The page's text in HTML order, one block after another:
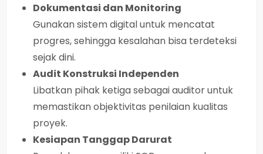
Dokumentasi dan Monitoring
Gunakan sistem digital untuk mencatat
progres, sehingga kesalahan bisa terdeteksi
sejak dini.
Audit Konstruksi Independen
Libatkan pihak ketiga sebagai auditor untuk
memastikan objektivitas penilaian kualitas
proyek.
Kesiapan Tanggap Darurat